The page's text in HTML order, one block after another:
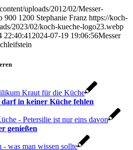
uploads/2012/02/Messer-
900 1200 Stephanie Franz https://koch-
2023/02/koch-kueche-logo23.webp
22:40:412024-07-19 19:06:56Messer
in keiner Küche fehlen
genießen